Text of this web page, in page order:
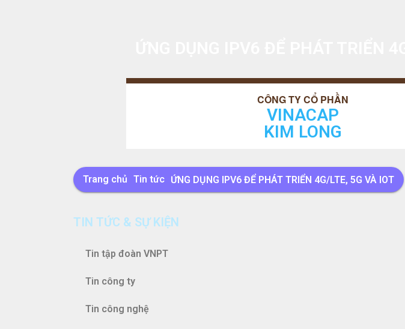
VINACAP
KIM LONG
Trang chủ Tin tức ỨNG DỤNG IPV6 ĐỂ PHÁT TRIỂN 4G/LTE, 5G VÀ IOT
TIN TỨC & SỰ KIỆN
Tin tập đoàn VNPT
Tin công ty
Tin công nghệ